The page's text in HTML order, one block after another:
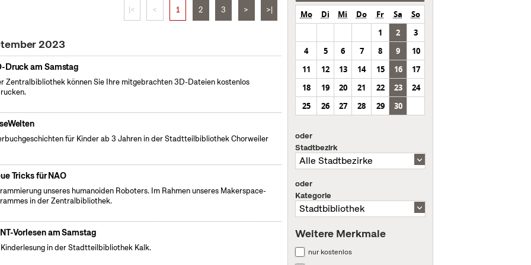
|< < 1 2 3 > >|
2023
Druck am Samstag
Zentralbibliothek können Sie Ihre mitgebrachten 3D-Dateien kostenlos
für Kinder ab 3 Jahren in der Stadtteilbibliothek Chorweiler
Tricks für NAO
unseres humanoiden Roboters. Im Rahmen unseres Makerspace-
in der Zentralbibliothek.
Vorlesen am Samstag
in der Stadtteilbibliothek Kalk.
Mo Di Mi Do Fr Sa
So
1
2
3
4
5 6 7 8 9
10
11
12 13 14 15 16
17
18
19 20 21 22 23
24
25
26 27 28 29 30
oder
Stadtbezirk
oder
Kategorie
Weitere Merkmale
nur kostenlos